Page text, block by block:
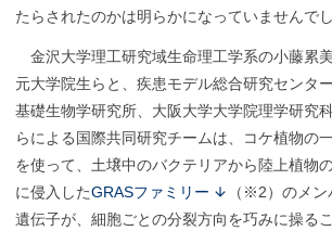
たらされたのかは明らかになっていませんでし
金沢大学理工研究域生命理工学系の小藤累
元大学院生らと、疾患モデル総合研究センタ
基礎生物学研究所、大阪大学大学院理学研究
らによる国際共同研究チームは、コケ植物の
を使って、土壌中のバクテリアから陸上植物
に侵入したGRASファミリー
（※2）のメ
遺伝子が、細胞ごとの分裂方向を巧みに操る